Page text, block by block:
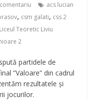
acs lucian
, csm galati, css 2
Liceul Teoretic Liviu
2
partidele de
”Valoare” din cadrul
rezultatele și
jocurilor.